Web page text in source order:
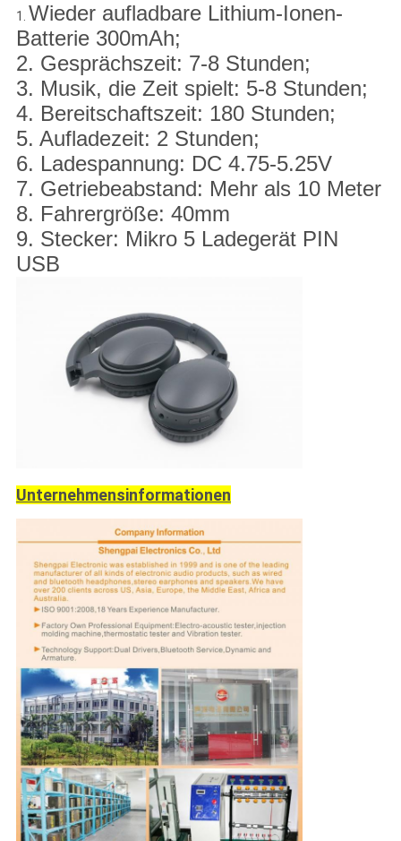
1. Wieder aufladbare Lithium-Ionen-
Batterie 300mAh;
2. Gesprächszeit: 7-8 Stunden;
3. Musik, die Zeit spielt: 5-8 Stunden;
4. Bereitschaftszeit: 180 Stunden;
5. Aufladezeit: 2 Stunden;
6. Ladespannung: DC 4.75-5.25V
7. Getriebeabstand: Mehr als 10 Meter
8. Fahrergröße: 40mm
9. Stecker: Mikro 5 Ladegerät PIN
USB
Unternehmensinformationen